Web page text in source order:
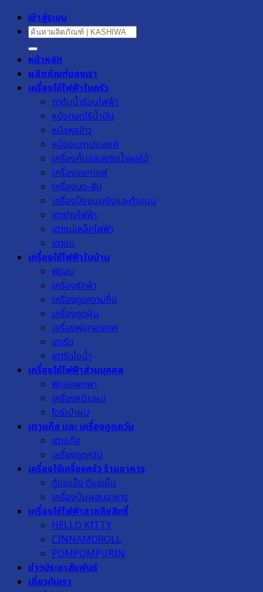
เข้าสู่ระบบ
ค้นหา:
หน้าหลัก
ผลิตภัณฑ์ของเรา
เครื่องใช้ไฟฟ้าในครัว
กาต้มน้ำร้อนไฟฟ้า
หม้อทอดไร้น้ำมัน
หม้อหุงข้าว
หม้ออเนกประสงค์
เครื่องคั้นและสกัดน้ำผลไม้
เครื่องชงกาแฟ
เครื่องบด-สับ
เครื่องปิ้งขนมปังและทำขนม
เตาย่างไฟฟ้า
เตาแม่เหล็กไฟฟ้า
เตาอบ
เครื่องใช้ไฟฟ้าในบ้าน
พัดลม
เครื่องซักผ้า
เครื่องดูดความชื้น
เครื่องดูดฝุ่น
เครื่องฟอกอากาศ
เตารีด
เตารีดไอน้ำ
เครื่องใช้ไฟฟ้าส่วนบุคคล
พัดลมพกพา
เครื่องหนีบผม
ไดร์เป่าผม
เตาแก๊ส และ เครื่องดูดควัน
เตาแก๊ส
เครื่องดูดควัน
เครื่องใช้เครื่องครัว ร้านอาหาร
ตู้แช่แข็ง ตู้แช่เย็น
เครื่องปั่นผสมอาหาร
เครื่องใช้ไฟฟ้าลายลิขสิทธิ์
HELLO KITTY
CINNAMOROLL
POMPOMPURIN
ข่าวประชาสัมพันธ์
เกี่ยวกับเรา